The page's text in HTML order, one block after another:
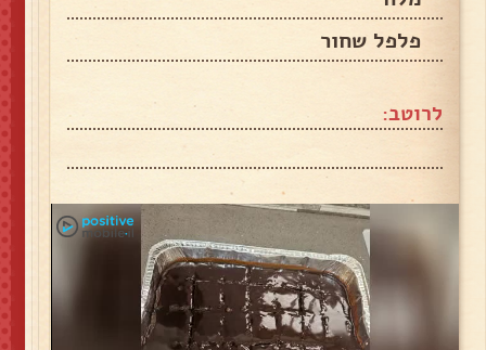
פלפל שחור
לרוטב: